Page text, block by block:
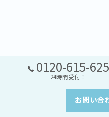
0120-615-625
24時間受付！
お問い合